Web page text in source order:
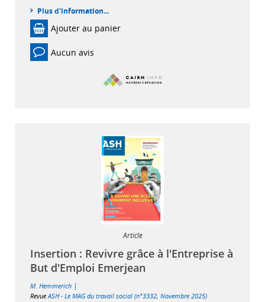
Plus d'information...
Ajouter au panier
Aucun avis
Article
Insertion : Revivre grâce à l'Entreprise à
But d'Emploi Emerjean
M. Hemmerich |
Revue ASH - Le MAG du travail social (n°3332, Novembre 2025)